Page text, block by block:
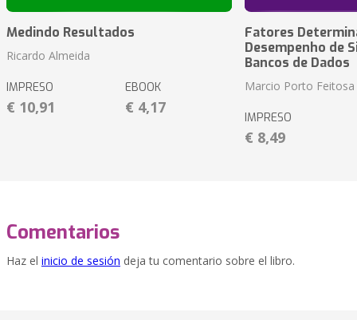
Medindo Resultados
Ricardo Almeida
IMPRESO
€ 10,91
EBOOK
€ 4,17
Fatores
Desempenho de
Bancos de Dados
Marcio Porto Feitosa
IMPRESO
€ 8,49
Comentarios
Haz el inicio de sesión deja tu comentario sobre el libro.